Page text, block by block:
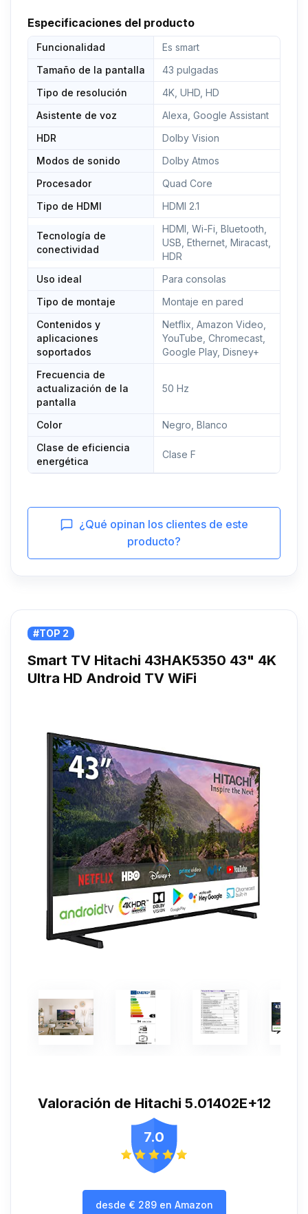
serie HAE2351 te da acceso a Netflix, HBO,
Youtube, Disney+, Movistar+, Prime Video, Twitch y
TikTok, entre más de 3000 aplicaciones
WIFI y Bluetooth, 3 puertos HDMI, 2 puertos USB,
USB grabador
Especificaciones del producto
Funcionalidad
Es smart
Tamaño de la pantalla
43 pulgadas
Tipo de resolución
4K, UHD, HD
Asistente de voz
Alexa, Google Assistant
HDR
Dolby Vision
Modos de sonido
Dolby Atmos
Procesador
Quad Core
Tipo de HDMI
HDMI 2.1
Tecnología de
conectividad
HDMI, Wi-Fi, Bluetooth,
USB, Ethernet, Miracast,
HDR
Uso ideal
Para consolas
Tipo de montaje
Montaje en pared
Contenidos y
aplicaciones
soportados
Netflix, Amazon Video,
YouTube, Chromecast,
Google Play, Disney+
Frecuencia de
actualización de la
pantalla
50 Hz
Color
Negro, Blanco
Clase de eficiencia
energética
Clase F
¿Qué opinan los clientes de este
producto?
#TOP 2
Smart TV Hitachi 43HAK5350 43" 4K
Ultra HD Android TV WiFi
Valoración de Hitachi 5.01402E+12
7.0
desde € 289en Amazon